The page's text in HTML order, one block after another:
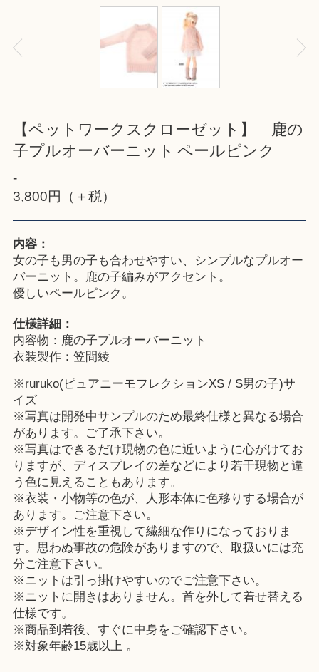
【ペットワークスクローゼット】 鹿の
子プルオーバーニット ペールピンク
-
3,800円（＋税）
内容：
女の子も男の子も合わせやすい、シンプルなプルオー
バーニット。鹿の子編みがアクセント。
優しいペールピンク。
仕様詳細：
内容物：鹿の子プルオーバーニット
衣装製作：笠間綾
※ruruko(ピュアニーモフレクションXS / S男の子)サ
イズ
※写真は開発中サンプルのため最終仕様と異なる場合
があります。ご了承下さい。
※写真はできるだけ現物の色に近いように心がけてお
りますが、ディスプレイの差などにより若干現物と違
う色に見えることもあります。
※衣装・小物等の色が、人形本体に色移りする場合が
あります。ご注意下さい。
※デザイン性を重視して繊細な作りになっておりま
す。思わぬ事故の危険がありますので、取扱いには充
分ご注意下さい。
※ニットは引っ掛けやすいのでご注意下さい。
※ニットに開きはありません。首を外して着せ替える
仕様です。
※商品到着後、すぐに中身をご確認下さい。
※対象年齢15歳以上 。